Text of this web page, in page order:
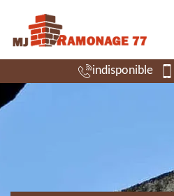
indisponible